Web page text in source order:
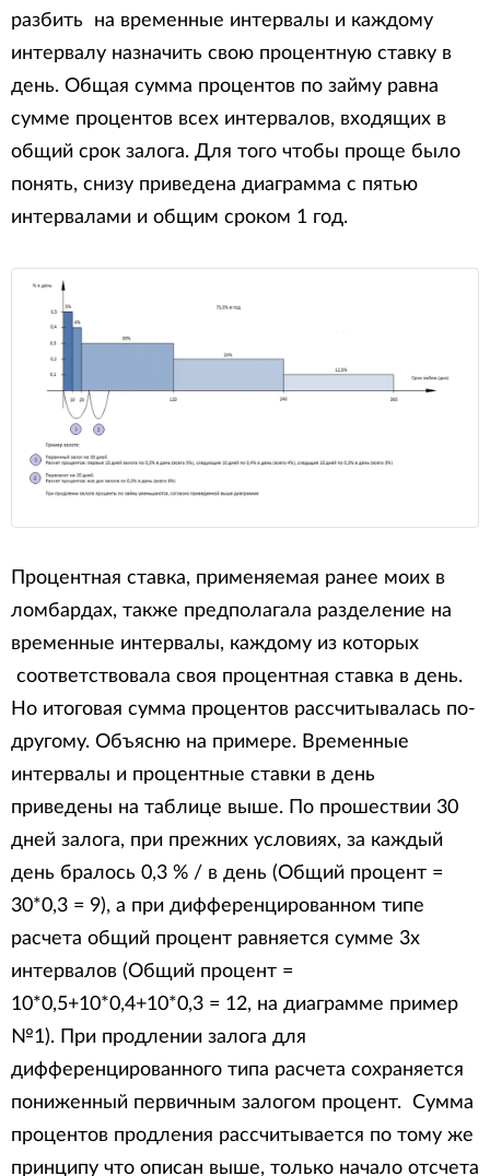
разбить на временные интервалы и каждому
интервалу назначить свою процентную ставку в
день. Общая сумма процентов по займу равна
сумме процентов всех интервалов, входящих в
общий срок залога. Для того чтобы проще было
понять, снизу приведена диаграмма с пятью
интервалами и общим сроком 1 год.
Процентная ставка, применяемая ранее моих в
ломбардах, также предполагала разделение на
временные интервалы, каждому из которых
соответствовала своя процентная ставка в день.
Но итоговая сумма процентов рассчитывалась по-
другому. Объясню на примере. Временные
интервалы и процентные ставки в день
приведены на таблице выше. По прошествии 30
дней залога, при прежних условиях, за каждый
день бралось 0,3 % / в день (Общий процент =
30*0,3 = 9), а при дифференцированном типе
расчета общий процент равняется сумме 3х
интервалов (Общий процент =
10*0,5+10*0,4+10*0,3 = 12, на диаграмме пример
№1). При продлении залога для
дифференцированного типа расчета сохраняется
пониженный первичным залогом процент. Сумма
процентов продления рассчитывается по тому же
принципу что описан выше, только начало отсчета